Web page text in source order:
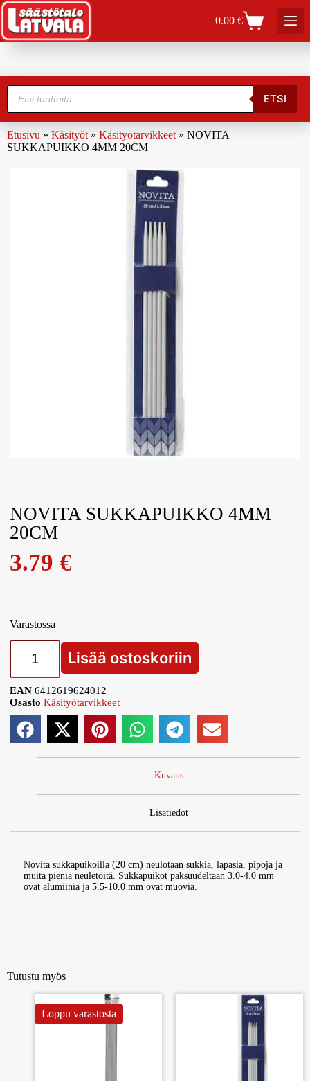
0.00€
ETSI
Etusivu » Käsityöt » Käsityötarvikkeet » NOVITA
SUKKAPUIKKO 4MM 20CM
NOVITA SUKKAPUIKKO 4MM
20CM
3.79€
Varastossa
Lisää ostoskoriin
EAN6412619624012
Osasto Käsityötarvikkeet
Kuvaus
Lisätiedot
Novita sukkapuikoilla (20 cm) neulotaan sukkia, lapasia, pipoja ja
muita pieniä neuletöitä. Sukkapuikot paksuudeltaan 3.0-4.0 mm
ovat alumiinia ja 5.5-10.0 mm ovat muovia.
Tutustu myös
Loppu varastosta